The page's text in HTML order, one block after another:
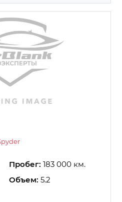
Пробег: 183 000 км.
Объем: 5.2